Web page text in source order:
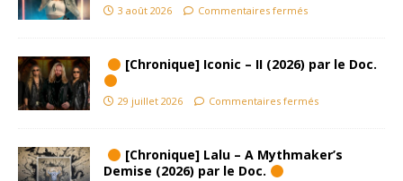
3 août 2026 Commentaires fermés
[Chronique] Iconic – II (2026) par le Doc.
29 juillet 2026 Commentaires fermés
[Chronique] Lalu – A Mythmaker’s
Demise (2026) par le Doc.